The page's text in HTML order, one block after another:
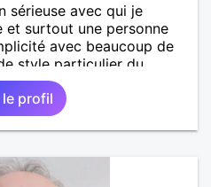
sérieuse avec qui je
et surtout une personne
avec beaucoup de
style particulier du
les problèmes de la vie
pour l’autre
le profil